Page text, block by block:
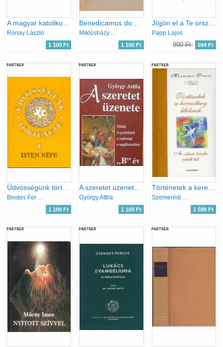
Rónay László
1 100 Ft
Miklósházy Attila
1 100 Ft
Jöjjön el a Te országod
Papp Lajos
990 Ft 594 Ft
PARTNER
1 100 Ft
PARTNER
György Attila
1 100 Ft
PARTNER
Történetek a keresztény léleknek
1 590 Ft
PARTNER PARTNER PARTNER